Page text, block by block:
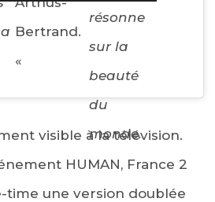
Bertrand.
«
résonne
sur la
beauté
du
monde.
visible à la télévision.
HUMAN, France 2
time une version doublée